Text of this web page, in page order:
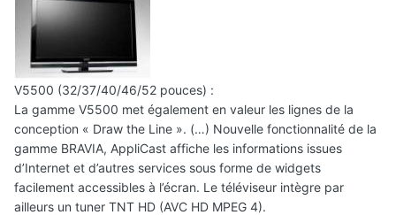
V5500 (32/37/40/46/52 pouces) :
La gamme V5500 met également en valeur les lignes de la
conception « Draw the Line ». (…) Nouvelle fonctionnalité de la
gamme BRAVIA, AppliCast affiche les informations issues
d’Internet et d’autres services sous forme de widgets
facilement accessibles à l’écran. Le téléviseur intègre par
ailleurs un tuner TNT HD (AVC HD MPEG 4).